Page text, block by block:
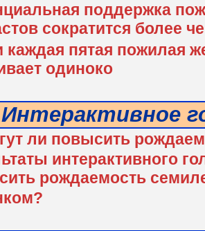
поддержка
сократится более
каждая пятая пожилая
одиноко
Интерактивное
ли повысить
интерактивного
рождаемость